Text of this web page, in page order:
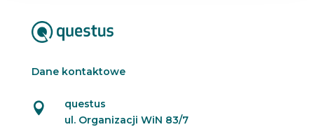
Dane kontaktowe

questus
ul. Organizacji WiN 83/7